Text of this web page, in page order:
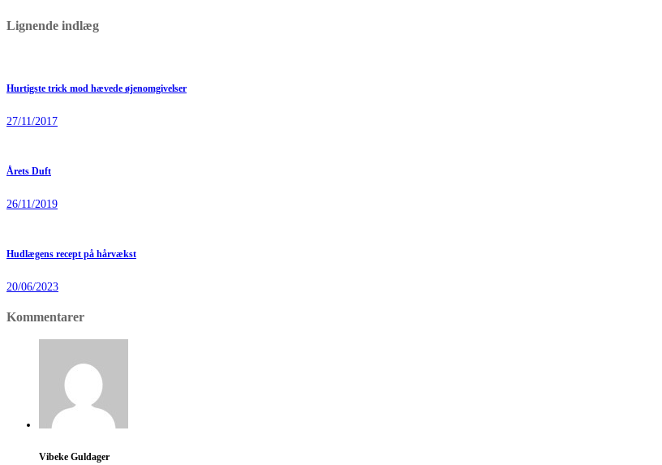
Lignende indlæg
Hurtigste trick mod hævede øjenomgivelser
27/11/2017
Årets Duft
26/11/2019
Hudlægens recept på hårvækst
20/06/2023
Kommentarer
Vibeke Guldager